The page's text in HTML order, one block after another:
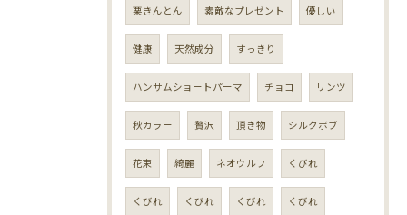
栗きんとん 素敵なプレゼント 優しい
健康 天然成分 すっきり
ハンサムショートパーマ チョコ リンツ
秋カラー 贅沢 頂き物 シルクボブ
花束 綺麗 ネオウルフ くびれ
くびれ くびれ くびれ くびれ